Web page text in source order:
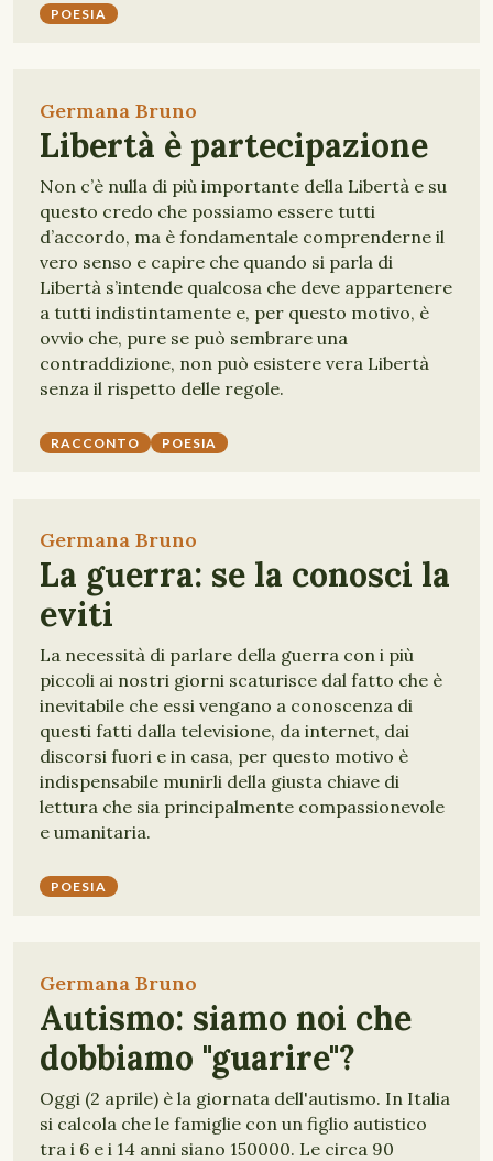
POESIA
Germana Bruno
Libertà è partecipazione
Non c’è nulla di più importante della Libertà e su
questo credo che possiamo essere tutti
d’accordo, ma è fondamentale comprenderne il
vero senso e capire che quando si parla di
Libertà s’intende qualcosa che deve appartenere
a tutti indistintamente e, per questo motivo, è
ovvio che, pure se può sembrare una
contraddizione, non può esistere vera Libertà
senza il rispetto delle regole.
RACCONTO POESIA
Germana Bruno
La guerra: se la conosci la
eviti
La necessità di parlare della guerra con i più
piccoli ai nostri giorni scaturisce dal fatto che è
inevitabile che essi vengano a conoscenza di
questi fatti dalla televisione, da internet, dai
discorsi fuori e in casa, per questo motivo è
indispensabile munirli della giusta chiave di
lettura che sia principalmente compassionevole
e umanitaria.
POESIA
Germana Bruno
Autismo: siamo noi che
dobbiamo "guarire"?
Oggi (2 aprile) è la giornata dell'autismo. In Italia
si calcola che le famiglie con un figlio autistico
tra i 6 e i 14 anni siano 150000. Le circa 90